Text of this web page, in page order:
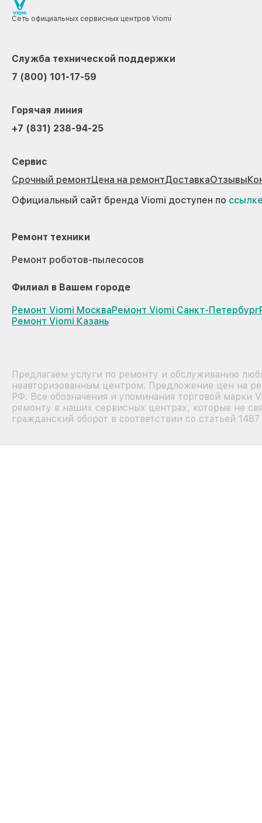
Сеть официальных сервисных центров Viomi
Служба технической поддержки
7 (800) 101-17-59
Горячая линия
+7 (831) 238-94-25
Сервис
Срочный ремонтЦена на ремонтДоставкаОтзывы
Официальный сайт бренда Viomi доступен по
Ремонт техники
Ремонт роботов-пылесосов
Филиал в Вашем городе
Ремонт Viomi МоскваРемонт Viomi Санкт-Петербург
Ремонт Viomi Казань
Предлагаем услуги по ремонту и обслуживанию
неавторизованным центром. Предложение цен на
РФ. Все обозначения и упоминания торговой марки
ремонту в наших сервисных центрах, которые не
гражданский оборот в соответствии со статьей